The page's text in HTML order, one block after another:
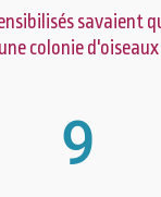
savaient
une colonie d'oiseaux
9